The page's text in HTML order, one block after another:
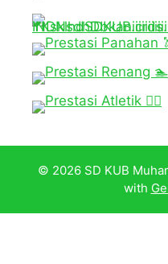
© 2026 SD KUB
with